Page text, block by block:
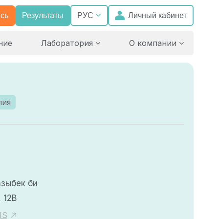
Результаты РУС Личный кабинет
Лаборатория О компании
би
12В